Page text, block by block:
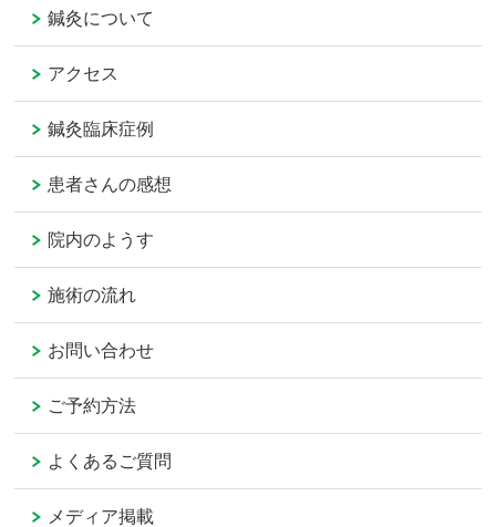
鍼灸について
アクセス
鍼灸臨床症例
患者さんの感想
院内のようす
施術の流れ
お問い合わせ
ご予約方法
よくあるご質問
メディア掲載